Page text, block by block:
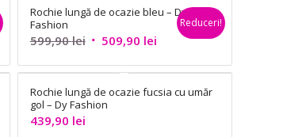
Rochie lungă de ocazie bleu – Dy
Fashion
599,90lei Prețul
a
fost:
509,90 leiPrețul
este:
509,90 lei.
Reduceri!
Rochie lungă de ocazie fucsia cu umăr
gol – Dy Fashion
439,90 lei